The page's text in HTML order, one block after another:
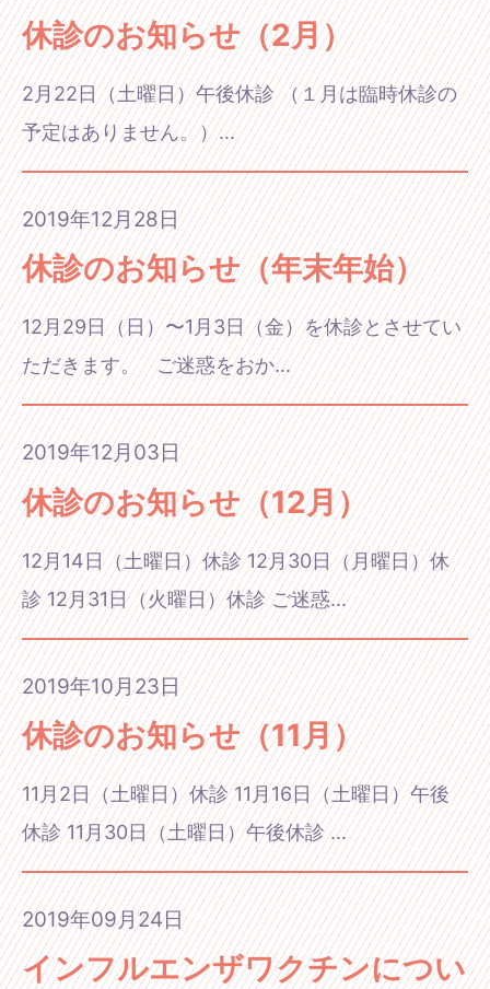
休診のお知らせ（2月）
2月22日（土曜日）午後休診 （１月は臨時休診の
予定はありません。）...
2019年12月28日
休診のお知らせ（年末年始）
12月29日（日）〜1月3日（金）を休診とさせてい
ただきます。 ご迷惑をおか...
2019年12月03日
休診のお知らせ（12月）
12月14日（土曜日）休診 12月30日（月曜日）休
診 12月31日（火曜日）休診 ご迷惑...
2019年10月23日
休診のお知らせ（11月）
11月2日（土曜日）休診 11月16日（土曜日）午後
休診 11月30日（土曜日）午後休診 ...
2019年09月24日
インフルエンザワクチンについ